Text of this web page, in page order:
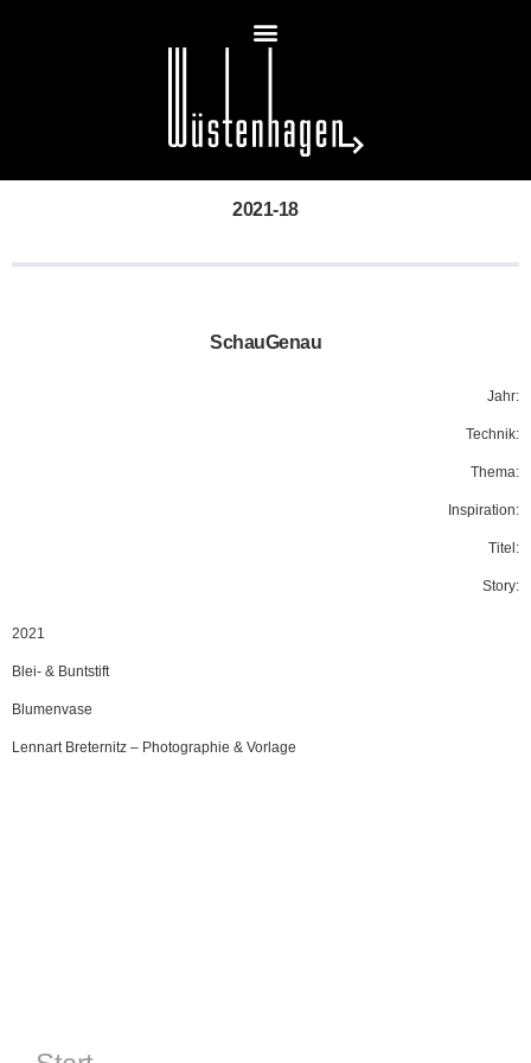
2021-18
SchauGenau
Jahr:
Technik:
Thema:
Inspiration:
Titel:
Story:
2021
Blei- & Buntstift
Blumenvase
Lennart Breternitz – Photographie & Vorlage